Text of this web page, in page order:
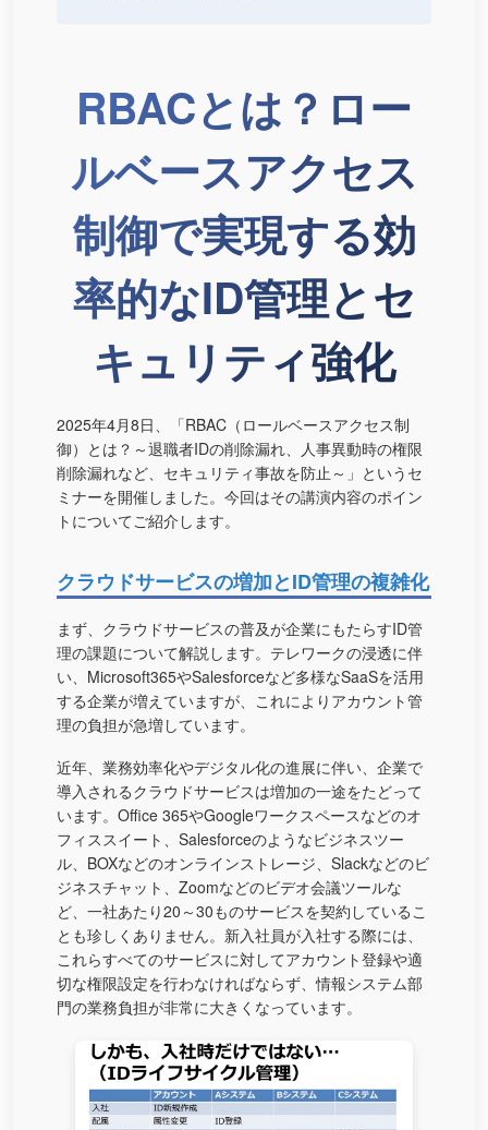
RBACとは？ロー
ルベースアクセス
制御で実現する効
率的なID管理とセ
キュリティ強化
2025年4月8日、「RBAC（ロールベースアクセス制
御）とは？～退職者IDの削除漏れ、人事異動時の権限
削除漏れなど、セキュリティ事故を防止～」というセ
ミナーを開催しました。今回はその講演内容のポイン
トについてご紹介します。
クラウドサービスの増加とID管理の複雑化
まず、クラウドサービスの普及が企業にもたらすID管
理の課題について解説します。テレワークの浸透に伴
い、Microsoft365やSalesforceなど多様なSaaSを活用
する企業が増えていますが、これによりアカウント管
理の負担が急増しています。
近年、業務効率化やデジタル化の進展に伴い、企業で
導入されるクラウドサービスは増加の一途をたどって
います。Office 365やGoogleワークスペースなどのオ
フィススイート、Salesforceのようなビジネスツー
ル、BOXなどのオンラインストレージ、Slackなどのビ
ジネスチャット、Zoomなどのビデオ会議ツールな
ど、一社あたり20～30ものサービスを契約しているこ
とも珍しくありません。新入社員が入社する際には、
これらすべてのサービスに対してアカウント登録や適
切な権限設定を行わなければならず、情報システム部
門の業務負担が非常に大きくなっています。